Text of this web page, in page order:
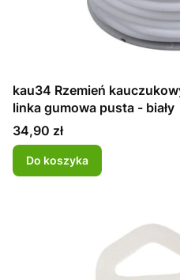
kau34 Rzemień
linka gumowa pusta - biały
Cena
34,90 zł
Do koszyka